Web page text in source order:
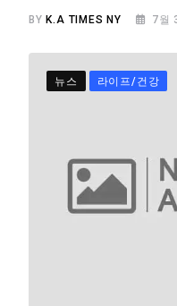
BY K.A TIMES NY 7월
뉴스 라이프/건강